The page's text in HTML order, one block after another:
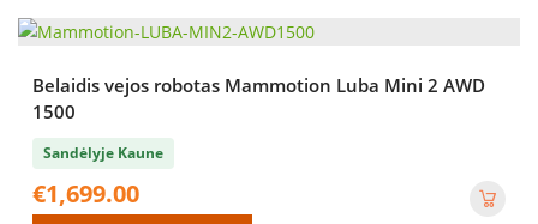
Belaidis vejos robotas Mammotion Luba Mini 2 AWD
1500
Sandėlyje Kaune
€1,699.00